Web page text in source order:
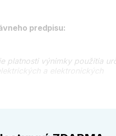
predpisu:
platnosti výnimky použitia
a elektronických